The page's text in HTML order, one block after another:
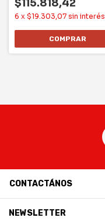
$115.818,42
6 x $19.303,07 sin interés
CONTACTÁNOS
NEWSLETTER